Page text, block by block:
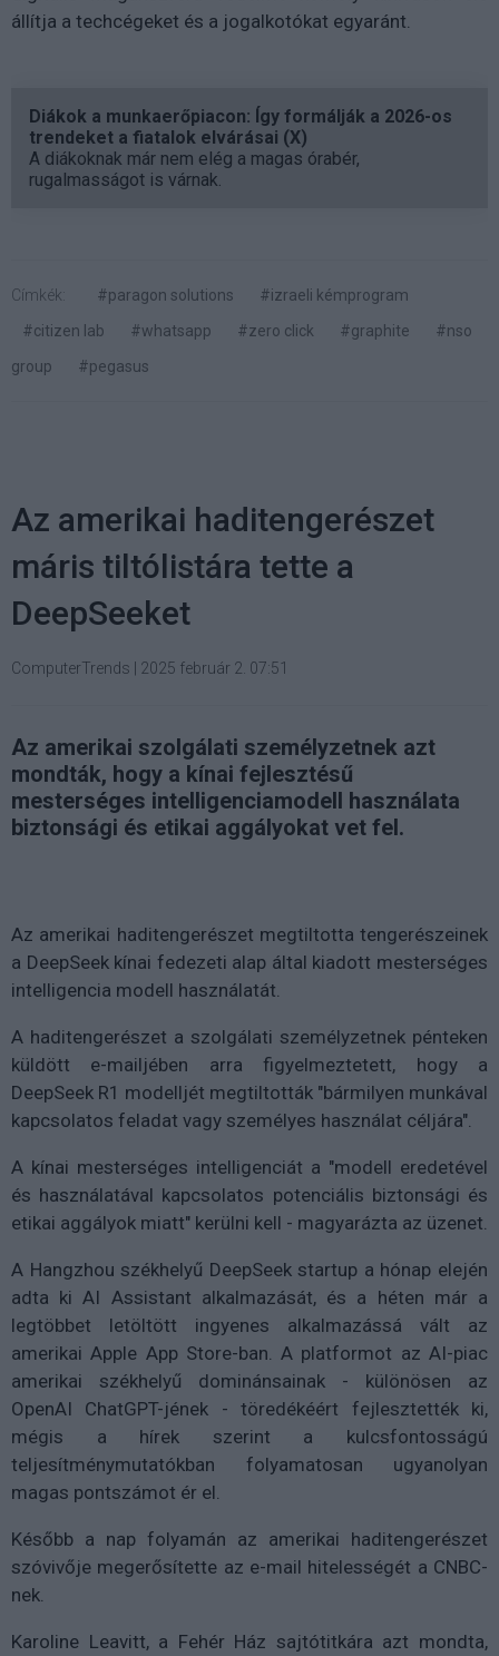
állítja a techcégeket és a jogalkotókat egyaránt.
Diákok a munkaerőpiacon: Így formálják a 2026-os
trendeket a fiatalok elvárásai (X)
A diákoknak már nem elég a magas órabér,
rugalmasságot is várnak.
Címkék: #paragon solutions
#izraeli kémprogram
#citizen lab
#whatsapp #zero click #graphite
#nso
group
#pegasus
Az amerikai haditengerészet
máris tiltólistára tette a
DeepSeeket
ComputerTrends 2025 február 2. 07:51
Az amerikai szolgálati személyzetnek azt
mondták, hogy a kínai fejlesztésű
mesterséges intelligenciamodell használata
biztonsági és etikai aggályokat vet fel.
Az amerikai haditengerészet megtiltotta tengerészeinek
a DeepSeek kínai fedezeti alap által kiadott mesterséges
intelligencia modell használatát.
A haditengerészet a szolgálati személyzetnek pénteken
küldött e-mailjében arra figyelmeztetett, hogy a
DeepSeek R1 modelljét megtiltották "bármilyen munkával
kapcsolatos feladat vagy személyes használat céljára".
A kínai mesterséges intelligenciát a "modell eredetével
és használatával kapcsolatos potenciális biztonsági és
etikai aggályok miatt" kerülni kell - magyarázta az üzenet.
A Hangzhou székhelyű DeepSeek startup a hónap elején
adta ki AI Assistant alkalmazását, és a héten már a
legtöbbet letöltött ingyenes alkalmazássá vált az
amerikai Apple App Store-ban. A platformot az AI-piac
amerikai székhelyű dominánsainak - különösen az
OpenAI ChatGPT-jének - töredékéért fejlesztették ki,
mégis a hírek szerint a kulcsfontosságú
teljesítménymutatókban folyamatosan ugyanolyan
magas pontszámot ér el.
Később a nap folyamán az amerikai haditengerészet
szóvivője megerősítette az e-mail hitelességét a CNBC-
nek.
Karoline Leavitt, a Fehér Ház sajtótitkára azt mondta,